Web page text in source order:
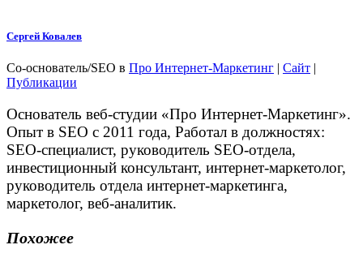
Сергей Ковалев
Со-основатель/SEO в Про Интернет-Маркетинг | Сайт |
Публикации
Основатель веб-студии «Про Интернет-Маркетинг».
Опыт в SEO с 2011 года, Работал в должностях:
SEO-специалист, руководитель SEO-отдела,
инвестиционный консультант, интернет-маркетолог,
руководитель отдела интернет-маркетинга,
маркетолог, веб-аналитик.
Похожее